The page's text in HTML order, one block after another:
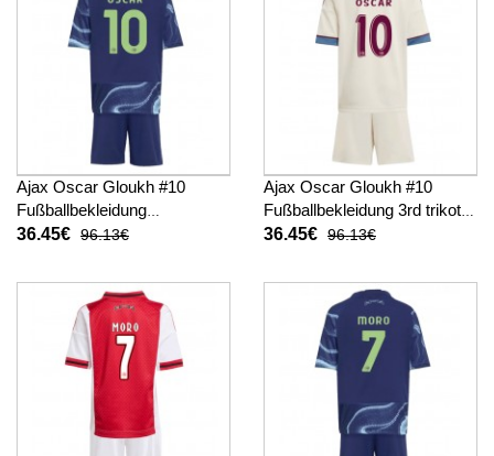
Ajax Oscar Gloukh #10
Fußballbekleidung
Auswärtstrikot Kinder 2025-
36.45€ 96.13€
Ajax Oscar Gloukh #10
Fußballbekleidung 3rd trikot
Kinder 2025-26 Kurzarm (+
36.45€ 96.13€